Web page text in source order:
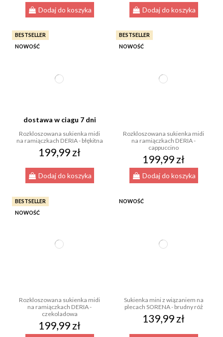
Dodaj do koszyka Dodaj do koszyka
dostawa w ciagu 7 dni
BESTSELLER
NOWOŚĆ
Rozkloszowana sukienka midi
na ramiączkach DERIA - błękitna
199,99 zł
Dodaj do koszyka
BESTSELLER
NOWOŚĆ
Rozkloszowana sukienka midi
na ramiączkach DERIA -
cappuccino
199,99 zł
Dodaj do koszyka
BESTSELLER
NOWOŚĆ
Rozkloszowana sukienka midi
na ramiączkach DERIA -
czekoladowa
199,99 zł
NOWOŚĆ
Sukienka mini z wiązaniem na
plecach SORENA - brudny róż
139,99 zł